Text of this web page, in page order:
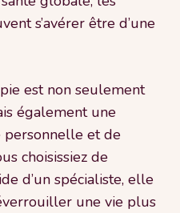
s’avérer être d’une
est non seulement
également une
personnelle et de
choisissiez de
d’un spécialiste, elle
une vie plus